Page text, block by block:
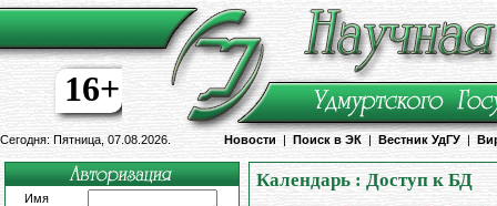
16+
Сегодня: Пятница, 07.08.2026. Новости | Поиск в ЭК | Вестник УдГУ |
Имя
Календарь : Доступ к БД